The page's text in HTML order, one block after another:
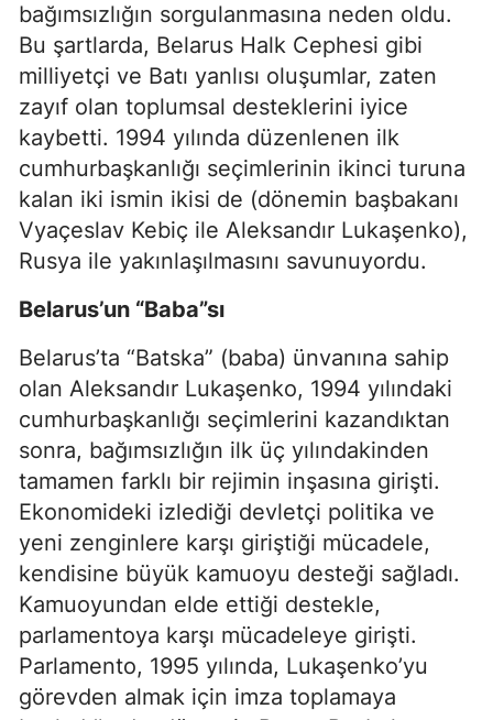
bağımsızlığın sorgulanmasına neden oldu.
Bu şartlarda, Belarus Halk Cephesi gibi
milliyetçi ve Batı yanlısı oluşumlar, zaten
zayıf olan toplumsal desteklerini iyice
kaybetti. 1994 yılında düzenlenen ilk
cumhurbaşkanlığı seçimlerinin ikinci turuna
kalan iki ismin ikisi de (dönemin başbakanı
Vyaçeslav Kebiç ile Aleksandır Lukaşenko),
Rusya ile yakınlaşılmasını savunuyordu.
Belarus’un “Baba”sı
Belarus’ta “Batska” (baba) ünvanına sahip
olan Aleksandır Lukaşenko, 1994 yılındaki
cumhurbaşkanlığı seçimlerini kazandıktan
sonra, bağımsızlığın ilk üç yılındakinden
tamamen farklı bir rejimin inşasına girişti.
Ekonomideki izlediği devletçi politika ve
yeni zenginlere karşı giriştiği mücadele,
kendisine büyük kamuoyu desteği sağladı.
Kamuoyundan elde ettiği destekle,
parlamentoya karşı mücadeleye girişti.
Parlamento, 1995 yılında, Lukaşenko’yu
görevden almak için imza toplamaya